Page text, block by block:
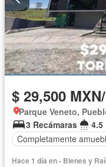
$ 29,500
Parque Veneto,
3 Recámaras
4.5
Completamente
Hace 1 día en - Bienes y